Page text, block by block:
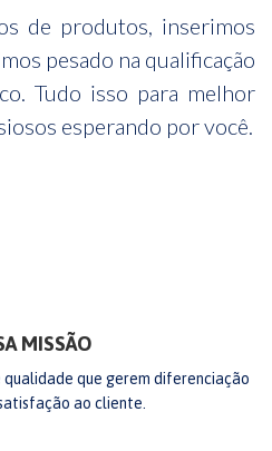
de produtos, inserimos
pesado na qualificação
Tudo isso para melhor
esperando por você.
MISSÃO
qualidade que gerem diferenciação
ao cliente.